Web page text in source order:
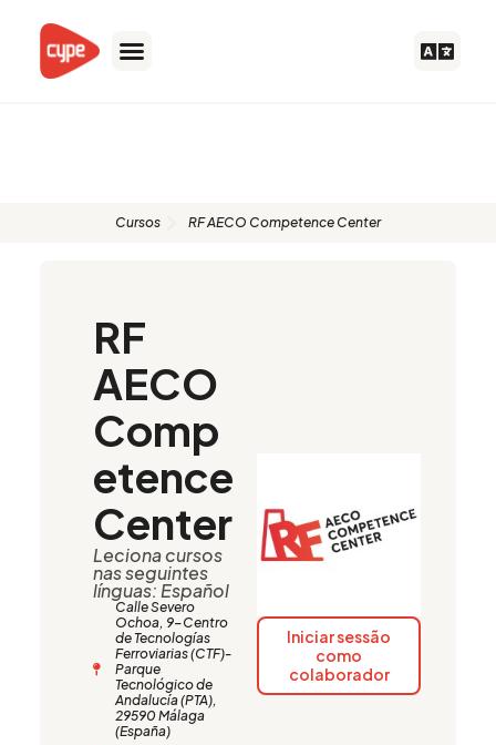
content
Cursos RF AECO Competence Center
RF
AECO
Comp
etence
Center
Leciona cursos
nas seguintes
línguas: Español
Calle Severo
Ochoa, 9-Centro
de Tecnologías
Ferroviarias (CTF)-
Parque
Tecnológico de
Andalucía (PTA),
29590 Málaga
(España)
Iniciar sessão
como
colaborador